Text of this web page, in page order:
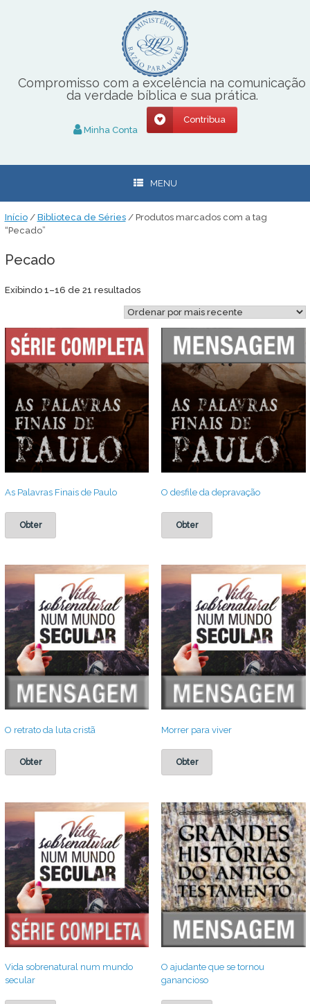
Compromisso com a excelência na comunicação
da verdade bíblica e sua prática.
Minha Conta
Contribua
MENU
Início/ Biblioteca de Séries/ Produtos marcados com a tag
“Pecado”
Pecado
Exibindo 1–16 de 21 resultadosClassificado
mais
recente
As Palavras Finais de Paulo
Obter
O desfile da depravação
Obter
O retrato da luta cristã
Obter
Morrer para viver
Obter
Vida sobrenatural num mundo
secular
O ajudante que se tornou
ganancioso